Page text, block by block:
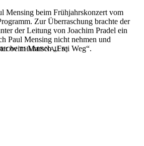
Mensing beim Frühjahrskonzert vom
Zur Überraschung brachte der
der Leitung von Joachim Pradel ein
Paul Mensing nicht nehmen und
beim Marsch „Frei Weg“.
THUMBNAILS]